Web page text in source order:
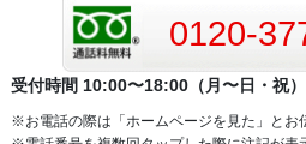
0120-
受付時間 10:00〜18:00（月〜日・祝）
※お電話の際は「ホームページを見た」とお